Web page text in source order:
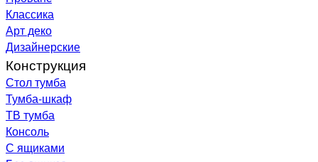
Классика
Арт деко
Дизайнерские
Конструкция
Стол тумба
Тумба-шкаф
ТВ тумба
Консоль
С ящиками